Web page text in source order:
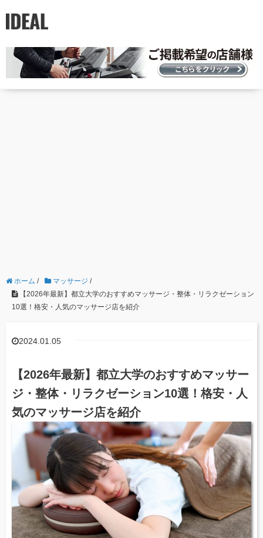
ホーム / マッサージ /
【2026年最新】都立大学のおすすめマッサージ・整体・リラクゼーション
10選！格安・人気のマッサージ店を紹介
2024.01.05
【2026年最新】都立大学のおすすめマッサー
ジ・整体・リラクゼーション10選！格安・人
気のマッサージ店を紹介